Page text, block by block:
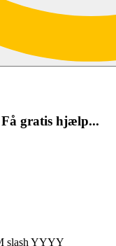
gratis hjælp...
slash YYYY